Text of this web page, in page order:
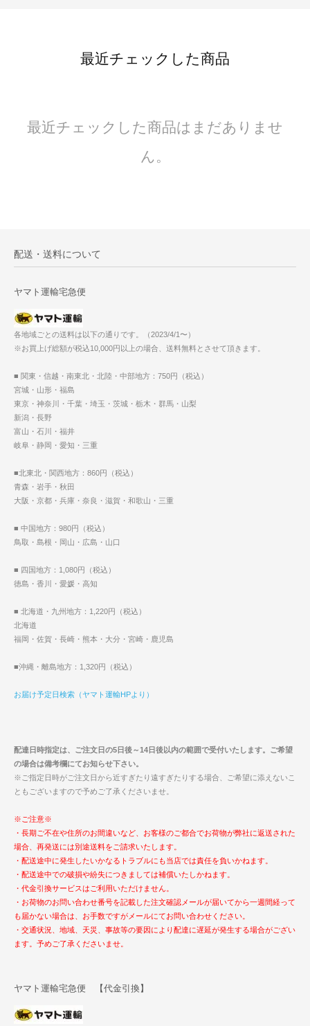
最近チェックした商品
最近チェックした商品はまだありませ
ん。
配送・送料について
ヤマト運輸宅急便
各地域ごとの送料は以下の通りです。（2023/4/1〜）
※お買上げ総額が税込10,000円以上の場合、送料無料とさせて頂きます。
■ 関東・信越・南東北・北陸・中部地方：750円（税込）
宮城・山形・福島
東京・神奈川・千葉・埼玉・茨城・栃木・群馬・山梨
新潟・長野
富山・石川・福井
岐阜・静岡・愛知・三重
■北東北・関西地方：860円（税込）
青森・岩手・秋田
大阪・京都・兵庫・奈良・滋賀・和歌山・三重
■ 中国地方：980円（税込）
鳥取・島根・岡山・広島・山口
■ 四国地方：1,080円（税込）
徳島・香川・愛媛・高知
■ 北海道・九州地方：1,220円（税込）
北海道
福岡・佐賀・長崎・熊本・大分・宮崎・鹿児島
■沖縄・離島地方：1,320円（税込）
お届け予定日検索（ヤマト運輸HPより）
配達日時指定は、ご注文日の5日後～14日後以内の範囲で受付いたします。ご希望
の場合は備考欄にてお知らせ下さい。
※ご指定日時がご注文日から近すぎたり遠すぎたりする場合、ご希望に添えないこ
ともございますので予めご了承くださいませ。
※ご注意※
・長期ご不在や住所のお間違いなど、お客様のご都合でお荷物が弊社に返送された
場合、再発送には別途送料をご請求いたします。
・配送途中に発生したいかなるトラブルにも当店では責任を負いかねます。
・配送途中での破損や紛失につきましては補償いたしかねます。
・代金引換サービスはご利用いただけません。
・お荷物のお問い合わせ番号を記載した注文確認メールが届いてから一週間経って
も届かない場合は、お手数ですがメールにてお問い合わせください。
・交通状況、地域、天災、事故等の要因により配達に遅延が発生する場合がござい
ます。予めご了承くださいませ。
ヤマト運輸宅急便 【代金引換】